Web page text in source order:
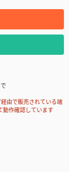
由で販売されている端
動作確認しています